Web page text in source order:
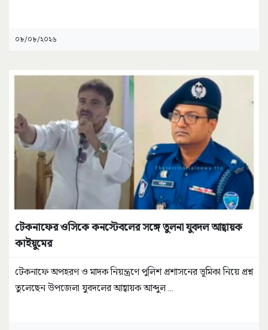
০৮/০৮/২০২৬
টেকনাফের ওসিকে কনস্টেবলের সঙ্গে তুলনা যুবদল আহ্বায়ক
কাইয়ুমের
টেকনাফে অপহরণ ও মাদক নিয়ন্ত্রণে পুলিশ প্রশাসনের ভূমিকা নিয়ে প্রশ্ন
তুলেছেন উপজেলা যুবদলের আহ্বায়ক আব্দুল...